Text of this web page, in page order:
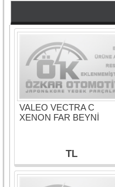
VALEO VECTRA C
XENON FAR BEYNİ
TL